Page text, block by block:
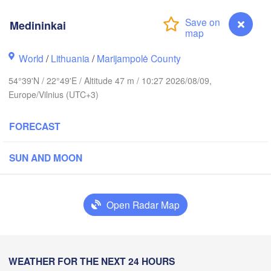
Medininkai
World /Lithuania /Marijampolė County
54°39'N / 22°49'E / Altitude 47 m / 10:27 2026/08/09,
Europe/Vilnius (UTC+3)
FORECAST
SUN AND MOON
Open Radar Map
WEATHER FOR THE NEXT 24 HOURS
Klaipėda
(Kaliningrad)
Šiauliai
Medininkai